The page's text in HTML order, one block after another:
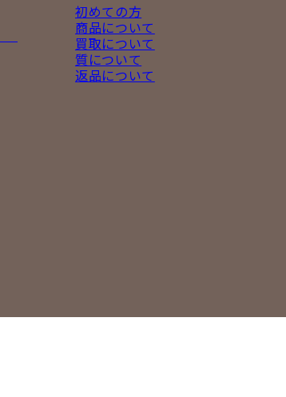
初めての方
商品について
買取について
質について
返品について